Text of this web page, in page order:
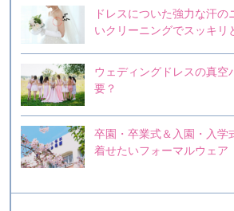
ドレスについた強力な汗
いクリーニングでスッキリ
ウェディングドレスの真空
要？
卒園・卒業式＆入園・入学
着せたいフォーマルウェア